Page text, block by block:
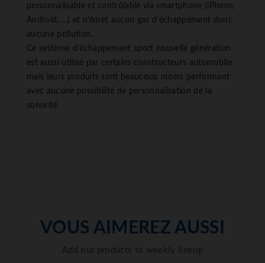
personnalisable et contrôlable via smartphone (iPhone,
Android, ...) et n'émet aucun gaz d'échappement donc
aucune pollution.
Ce système d'échappement sport nouvelle génération
est aussi utilisé par certains constructeurs automobile
mais leurs produits sont beaucoup moins performant
avec aucune possibilité de personnalisation de la
sonorité.
VOUS AIMEREZ AUSSI
Add our products to weekly lineup